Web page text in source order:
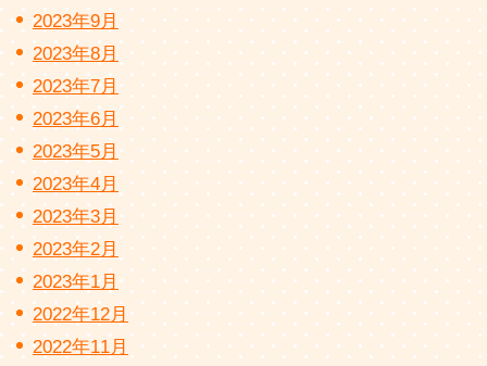
2023年9月
2023年8月
2023年7月
2023年6月
2023年5月
2023年4月
2023年3月
2023年2月
2023年1月
2022年12月
2022年11月